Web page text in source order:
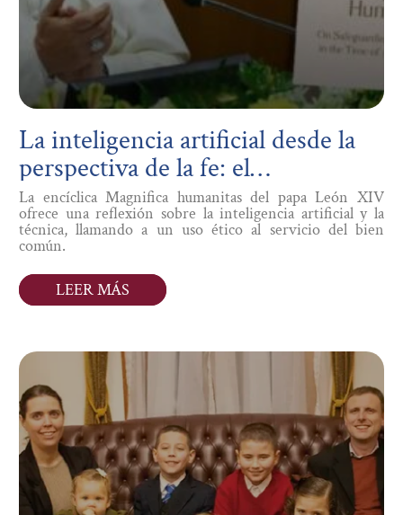
La inteligencia artificial desde la
perspectiva de la fe: el
llamamiento de León XIV al
«desarme» tecnológico
La encíclica Magnifica humanitas del papa León XIV
ofrece una reflexión sobre la inteligencia artificial y la
técnica, llamando a un uso ético al servicio del bien
común.
LEER MÁS